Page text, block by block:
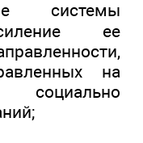
системы
ее
на